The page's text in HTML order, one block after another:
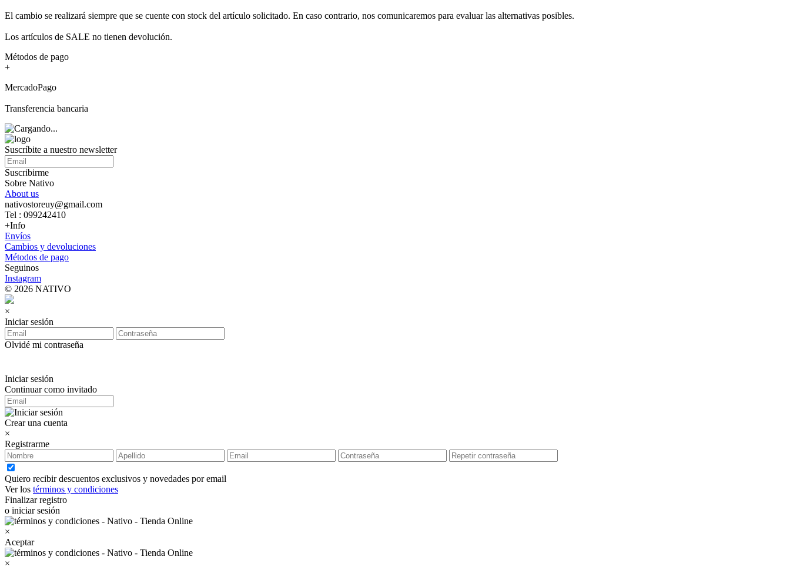
El cambio se realizará siempre que se cuente con stock del artículo solicitado. En caso contrario, nos comunicaremos para evaluar las alternativas posibles.
Los artículos de SALE no tienen devolución.
Métodos de pago
+
MercadoPago
Transferencia bancaria
Suscríbite a nuestro newsletter
Suscribirme
Sobre Nativo
About us
nativostoreuy@gmail.com
Tel : 099242410
+Info
Envíos
Cambios y devoluciones
Métodos de pago
Seguinos
Instagram
© 2026 NATIVO
×
Iniciar sesión
Olvidé mi contraseña
Iniciar sesión
Continuar como invitado
Crear una cuenta
×
Registrarme
Quiero recibir descuentos exclusivos y novedades por email
Ver los términos y condiciones
Finalizar registro
o iniciar sesión
×
Aceptar
×